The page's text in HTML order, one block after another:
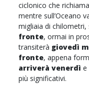
ciclonico che
mentre sull’Oceano
migliaia di chilometri,
fronte, ormai in
transiterà giovedì
fronte, appena
arriverà venerdì e
più significativi.